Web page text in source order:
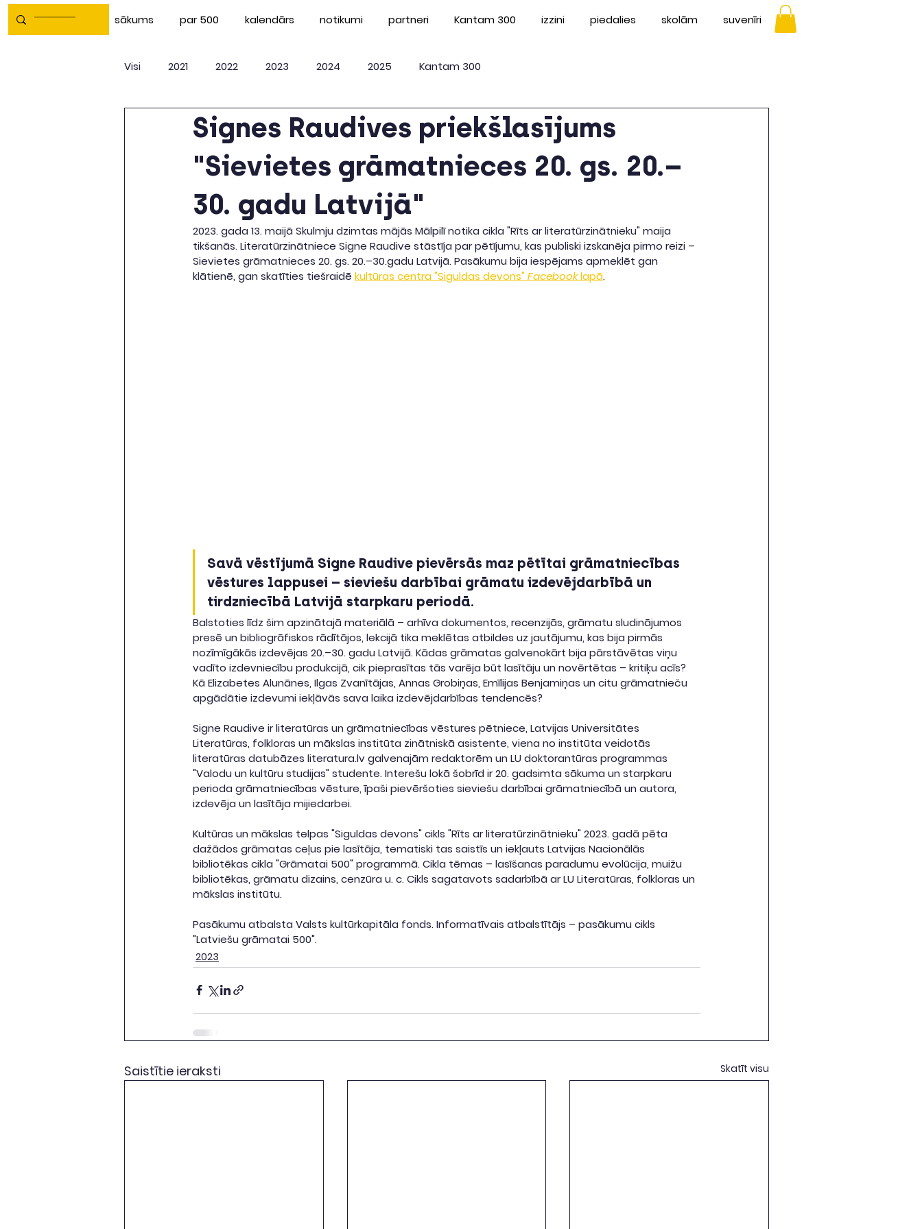
sākums par 500 kalendārs notikumi partneri Kantam 300 izzini piedalies skolām suvenīri
Visi 2021 2022 2023 2024 2025 Kantam 300
Signes Raudives priekšlasījums
"Sievietes grāmatnieces 20. gs. 20.–
30. gadu Latvijā"
2023. gada 13. maijā Skulmju dzimtas mājās Mālpilī notika cikla "Rīts ar literatūrzinātnieku" maija
tikšanās. Literatūrzinātniece Signe Raudive stāstīja par pētījumu, kas publiski izskanēja pirmo reizi –
Sievietes grāmatnieces 20. gs. 20.–30.gadu Latvijā. Pasākumu bija iespējams apmeklēt gan
klātienē, gan skatīties tiešraidē kultūras centra "Siguldas devons" Facebook lapā.
Savā vēstījumā Signe Raudive pievērsās maz pētītai grāmatniecības
vēstures lappusei – sieviešu darbībai grāmatu izdevējdarbībā un
tirdzniecībā Latvijā starpkaru periodā.
Balstoties līdz šim apzinātajā materiālā – arhīva dokumentos, recenzijās, grāmatu sludinājumos
presē un bibliogrāfiskos rādītājos, lekcijā tika meklētas atbildes uz jautājumu, kas bija pirmās
nozīmīgākās izdevējas 20.–30. gadu Latvijā. Kādas grāmatas galvenokārt bija pārstāvētas viņu
vadīto izdevniecību produkcijā, cik pieprasītas tās varēja būt lasītāju un novērtētas – kritiķu acīs?
Kā Elizabetes Alunānes, Ilgas Zvanītājas, Annas Grobiņas, Emīlijas Benjamiņas un citu grāmatnieču
apgādātie izdevumi iekļāvās sava laika izdevējdarbības tendencēs?
Signe Raudive ir literatūras un grāmatniecības vēstures pētniece, Latvijas Universitātes
Literatūras, folkloras un mākslas institūta zinātniskā asistente, viena no institūta veidotās
literatūras datubāzes literatura.lv galvenajām redaktorēm un LU doktorantūras programmas
"Valodu un kultūru studijas" studente. Interešu lokā šobrīd ir 20. gadsimta sākuma un starpkaru
perioda grāmatniecības vēsture, īpaši pievēršoties sieviešu darbībai grāmatniecībā un autora,
izdevēja un lasītāja mijiedarbei.
Kultūras un mākslas telpas "Siguldas devons" cikls "Rīts ar literatūrzinātnieku" 2023. gadā pēta
dažādos grāmatas ceļus pie lasītāja, tematiski tas saistīs un iekļauts Latvijas Nacionālās
bibliotēkas cikla "Grāmatai 500" programmā. Cikla tēmas – lasīšanas paradumu evolūcija, muižu
bibliotēkas, grāmatu dizains, cenzūra u. c. Cikls sagatavots sadarbībā ar LU Literatūras, folkloras un
mākslas institūtu.
Pasākumu atbalsta Valsts kultūrkapitāla fonds. Informatīvais atbalstītājs – pasākumu cikls
"Latviešu grāmatai 500".
2023
Saistītie ieraksti Skatīt visu